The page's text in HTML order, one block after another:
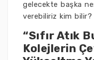
gelecekte başka
verebiliriz kim bilir?
“Sıfır Atık
Kolejlerin